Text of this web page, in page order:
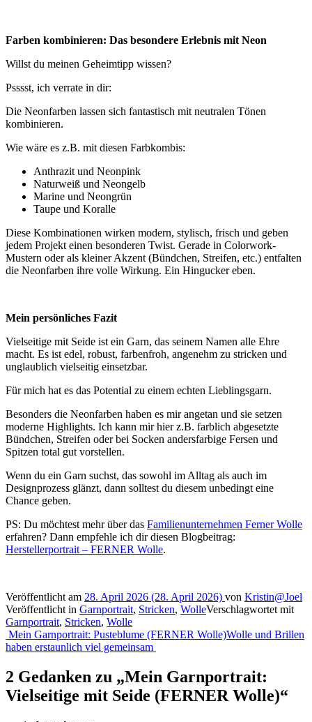
Farben kombinieren: Das besondere Erlebnis mit Neon
Willst du meinen Geheimtipp wissen?
Psssst, ich verrate in dir:
Die Neonfarben lassen sich fantastisch mit neutralen Tönen
kombinieren.
Wie wäre es z.B. mit diesen Farbkombis:
Anthrazit und Neonpink
Naturweiß und Neongelb
Marine und Neongrün
Taupe und Koralle
Diese Kombinationen wirken modern, stylisch, frisch und geben
jedem Projekt einen besonderen Twist. Gerade in Colorwork-
Mustern oder als kleiner Akzent (Bündchen, Streifen, etc.) entfalten
die Neonfarben ihre volle Wirkung. Ein Hingucker eben.
Mein persönliches Fazit
Vielseitige mit Seide ist ein Garn, das seinem Namen alle Ehre
macht. Es ist edel, robust, farbenfroh, angenehm zu stricken und
unglaublich vielseitig einsetzbar.
Für mich hat es das Potential zu einem echten Lieblingsgarn.
Besonders die Neonfarben haben es mir angetan und sie setzen
moderne Highlights. Ich kann mir hier z.B. farblich abgesetzte
Bündchen, Streifen oder bei Socken andersfarbige Fersen und
Spitzen total gut vorstellen.
Wenn du ein Garn suchst, das sowohl im Alltag als auch im
Designprozess glänzt, dann solltest du diesem unbedingt eine
Chance geben.
PS: Du möchtest mehr über das Familienunternehmen Ferner Wolle
erfahren? Dann empfehle ich dir diesen Blogbeitrag:
Herstellerportrait – FERNER Wolle.
Veröffentlicht am 28. April 2026 (28. April 2026) von Kristin@Joel
Veröffentlicht in Garnportrait, Stricken, WolleVerschlagwortet mit
Garnportrait, Stricken, Wolle
Beitragsnavigation
Mein Garnportrait: Pusteblume (FERNER Wolle)Wolle und Brillen
haben erstaunlich viel gemeinsam
2 Gedanken zu „Mein Garnportrait:
Vielseitige mit Seide (FERNER Wolle)“